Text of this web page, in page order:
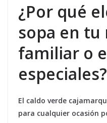
¿Por qué
sopa en tu
familiar o
especiales?
El caldo verde
para cualquier ocasión